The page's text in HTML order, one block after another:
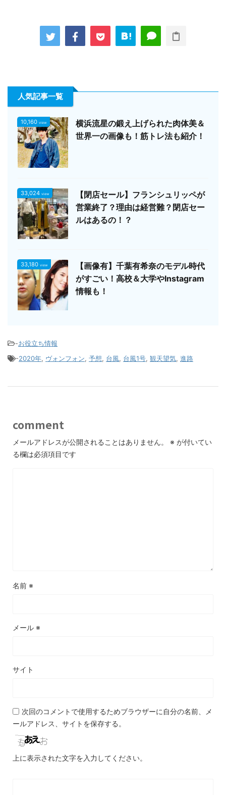
人気記事一覧
10,160 view
横浜流星の鍛え上げられた肉体美＆
世界一の画像も！筋トレ法も紹介！
33,024 view
【閉店セール】フランシュリッペが
営業終了？理由は経営難？閉店セー
ルはあるの！？
33,180 view
【画像有】千葉有希奈のモデル時代
がすごい！高校＆大学やInstagram
情報も！
-お役立ち情報
-2020年, ヴォンフォン, 予想, 台風, 台風1号, 観天望気, 進路
comment
メールアドレスが公開されることはありません。 ※ が付いてい
る欄は必須項目です
名前 ※
メール ※
サイト
次回のコメントで使用するためブラウザーに自分の名前、メ
ールアドレス、サイトを保存する。
上に表示された文字を入力してください。